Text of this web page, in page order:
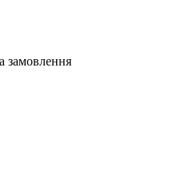
замовлення